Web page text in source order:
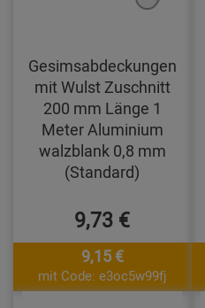
Gesimsabdeckungen
mit Wulst Zuschnitt
200 mm Länge 1
Meter Aluminium
walzblank 0,8 mm
(Standard)
9,73 €
9,15 €
mit Code: e3oc5w99fj